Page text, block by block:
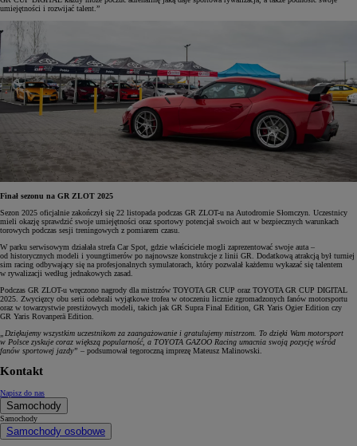
umiejętności i rozwijać talent.”
Finał sezonu na GR ZLOT 2025
Sezon 2025 oficjalnie zakończył się 22 listopada podczas GR ZLOT-u na Autodromie Słomczyn. Uczestnicy
mieli okazję sprawdzić swoje umiejętności oraz sportowy potencjał swoich aut w bezpiecznych warunkach
torowych podczas sesji treningowych z pomiarem czasu.
W parku serwisowym działała strefa Car Spot, gdzie właściciele mogli zaprezentować swoje auta –
od historycznych modeli i youngtimerów po najnowsze konstrukcje z linii GR. Dodatkową atrakcją był turniej
sim racing odbywający się na profesjonalnych symulatorach, który pozwalał każdemu wykazać się talentem
w rywalizacji według jednakowych zasad.
Podczas GR ZLOT-u wręczono nagrody dla mistrzów TOYOTA GR CUP oraz TOYOTA GR CUP DIGITAL
2025. Zwycięzcy obu serii odebrali wyjątkowe trofea w otoczeniu licznie zgromadzonych fanów motorsportu
oraz w towarzystwie prestiżowych modeli, takich jak GR Supra Final Edition, GR Yaris Ogier Edition czy
GR Yaris Rovanperä Edition.
„Dziękujemy wszystkim uczestnikom za zaangażowanie i gratulujemy mistrzom. To dzięki Wam motorsport
w Polsce zyskuje coraz większą popularność, a TOYOTA GAZOO Racing umacnia swoją pozycję wśród
fanów sportowej jazdy” – podsumował tegoroczną imprezę Mateusz Malinowski.
Kontakt
Napisz do nas
Samochody
Samochody
Samochody osobowe